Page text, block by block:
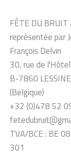
FÊTE DU BRUIT
représentée par
François Delvin
30, rue de
B-7860
(Belgique)
+32 (0)478 52
TVA/BCE : BE
301